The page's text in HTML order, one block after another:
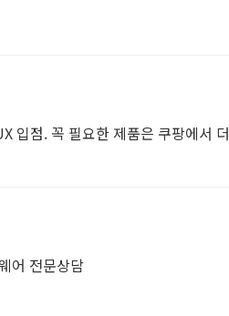
입점. 꼭 필요한 제품은 쿠팡에서 더
어 전문상담